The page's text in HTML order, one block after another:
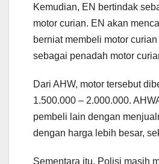
Kemudian, EN bertindak
motor curian. EN akan
berniat membeli motor
sebagai penadah motor
Dari AHW, motor tersebut
1.500.000 – 2.000.000.
pembeli lain dengan
dengan harga lebih besar,
Sementara itu, Polisi masih